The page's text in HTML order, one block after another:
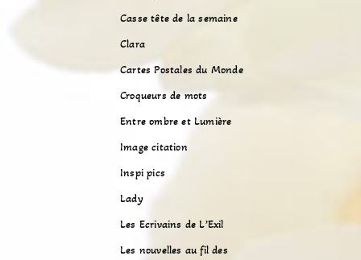
Casse tête de la semaine
Clara
Cartes Postales du Monde
Croqueurs de mots
Entre ombre et Lumière
Image citation
Inspi pics
Lady
Les Ecrivains de L’Exil
Les nouvelles au fil des